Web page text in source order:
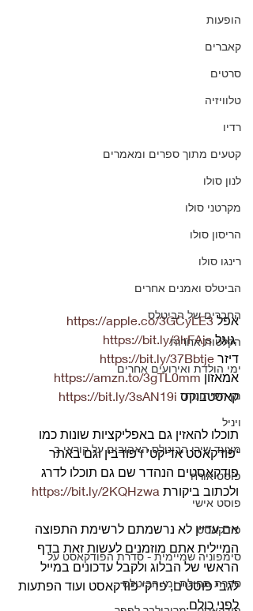
הופעות
קאברים
סרטים
טלוויזיה
רדיו
קטעים מתוך ספרים ומאמרים
לנון סולו
מקרטני סולו
הריסון סולו
רינגו סולו
הביטלס ואמנים אחרים
החברים של הביטלס
הקלטות אחרות
ימי הולדת ואירועים אחרים
מן העיתונות
ויניל
מצעד שירי הביטלס האהובים על קוראי ב
פוסט אורח
פוסט אישי
פודקאסט
סימפוניה שמיימית - סדרת הפודקאסט על
סדרת תחילת ימי הביטלס
אפל https://apple.co/3GCyLE3
גוגל
https://bit.ly/3lrFAjs
דיזר https://bit.ly/37Bbtje
אמאזון https://amzn.to/3gTL0mm
קאסטבוקס https://bit.ly/3sAN19i
תוכלו להאזין גם באפליקציות שונות כמו
‘פודקאסט אדיקט’ ו‘פודבין וגם באתר
פודקאסטים הנהדר שם גם תוכלו לדרג
ולכתוב ביקורת https://bit.ly/2KQHzwa
אם עדיין לא נרשמתם לרשימת התפוצה
המיילית אתם מוזמנים לעשות זאת בדף
הראשי של הבלוג ולקבל עדכונים במייל
לגבי פוסטים, פרקי פודקאסט ועוד הפתעות
לפני כולם.